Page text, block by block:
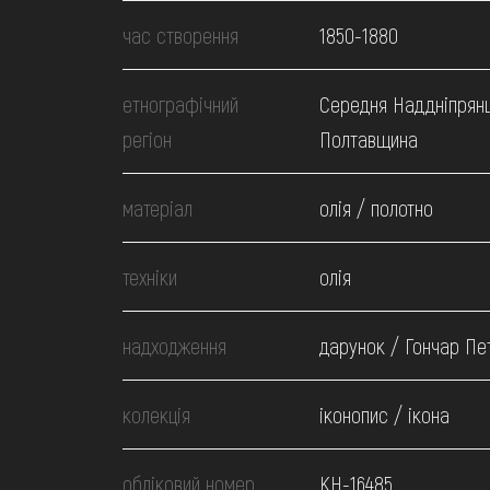
ВІДВІДАТИ
НАВЧИТИСЯ
ПОСЛУГИ
час створення 1850-1880
етнографічний
регіон
Середня
Полтавщина
матеріал олія / полотно
техніки олія
надходження дарунок / Гончар
колекція іконопис / ікона
обліковий номер КН-16485